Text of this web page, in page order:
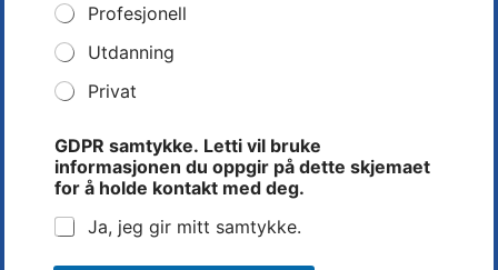
Rune Dalen
Teknisk Leder
Tlf: 37 14 31 00
rune@letti.no
Profesjonell
Utdanning
Privat
e
t
t
e
f
GDPR samtykke. Letti vil bruke
informasjonen du oppgir på dette skjemaet
for å holde kontakt med deg.
Ja, jeg gir mitt samtykke.